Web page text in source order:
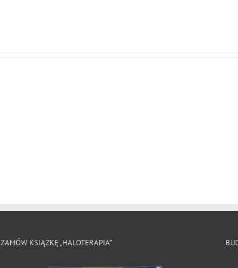
ZAMÓW KSIĄŻKĘ „HALOTERAPIA”